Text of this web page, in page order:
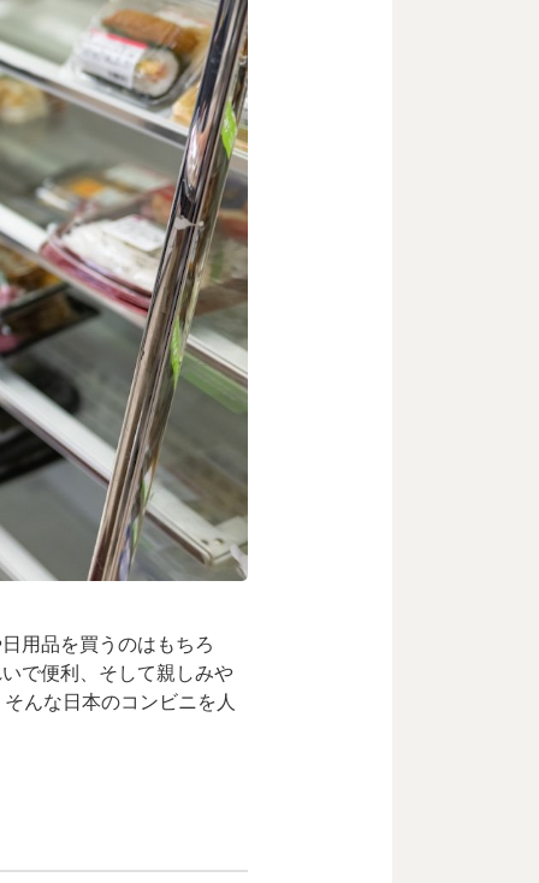
用品を買うのはもちろ
で便利、そして親しみや
んな日本のコンビニを人